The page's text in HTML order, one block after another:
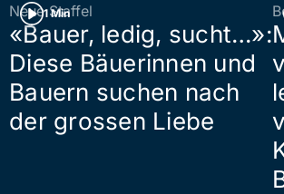
1 Min
Neue Staffel
«Bauer, ledig, sucht…»:
Diese Bäuerinnen und
Bauern suchen nach
der grossen Liebe